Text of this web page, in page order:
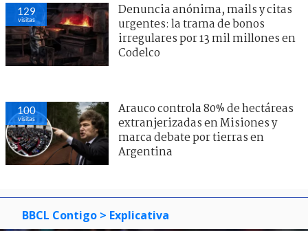
129
visitas
Denuncia anónima, mails y citas
urgentes: la trama de bonos
irregulares por 13 mil millones en
Codelco
100
visitas
Arauco controla 80% de hectáreas
extranjerizadas en Misiones y
marca debate por tierras en
Argentina
BBCL Contigo > Explicativa